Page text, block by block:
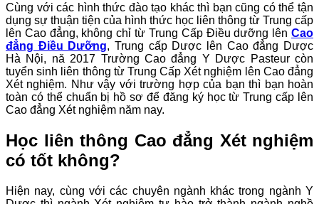
Cùng với các hình thức đào tạo khác thì bạn cũng có thể tận
dụng sự thuận tiện của hình thức học liên thông từ Trung cấp
lên Cao đẳng, không chỉ từ Trung Cấp Điều dưỡng lên Cao
đẳng Điều Dưỡng, Trung cấp Dược lên Cao đẳng Dược
Hà Nội, nă 2017 Trường Cao đẳng Y Dược Pasteur còn
tuyển sinh liên thông từ Trung Cấp Xét nghiệm lên Cao đẳng
Xét nghiệm. Như vậy với trường hợp của bạn thì bạn hoàn
toàn có thể chuẩn bị hồ sơ để đăng ký học từ Trung cấp lên
Cao đẳng Xét nghiệm năm nay.
Học liên thông Cao đẳng Xét nghiệm
có tốt không?
Hiện nay, cùng với các chuyên ngành khác trong ngành Y